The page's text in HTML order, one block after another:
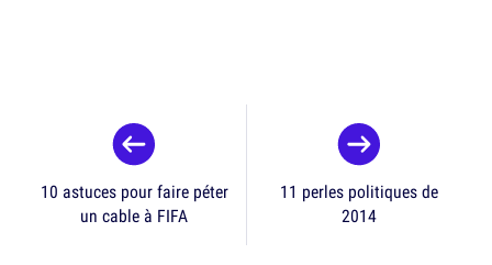
10 astuces pour faire péter
un cable à FIFA
11 perles politiques de
2014